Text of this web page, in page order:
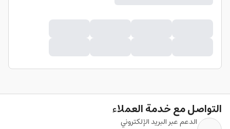
التواصل مع خدمة العملاء
الدعم عبر البريد الإلكتروني